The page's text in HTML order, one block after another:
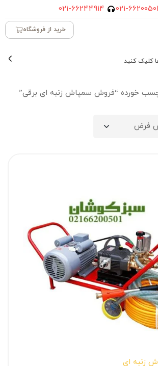
021-66200501
021-66244914
خرید از فروشگاه
کلیک کنید
خورده “فروش سمپاش زنبه ای برقی”
زنبه ای